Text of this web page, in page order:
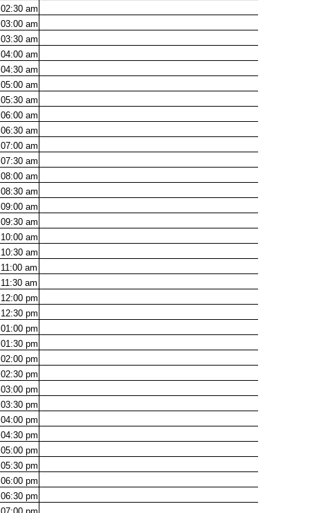
02:30 am
03:00 am
03:30 am
04:00 am
04:30 am
05:00 am
05:30 am
06:00 am
06:30 am
07:00 am
07:30 am
08:00 am
08:30 am
09:00 am
09:30 am
10:00 am
10:30 am
11:00 am
11:30 am
12:00 pm
12:30 pm
01:00 pm
01:30 pm
02:00 pm
02:30 pm
03:00 pm
03:30 pm
04:00 pm
04:30 pm
05:00 pm
05:30 pm
06:00 pm
06:30 pm